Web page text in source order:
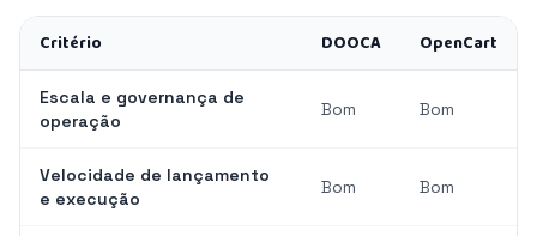
Critério DOOCA OpenCart
Escala e governança de
operação
Bom Bom
Velocidade de lançamento
e execução
Bom Bom